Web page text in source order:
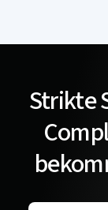
Strikte